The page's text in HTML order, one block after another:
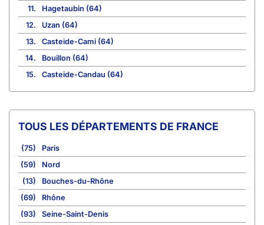
11.
Hagetaubin (64)
12.
Uzan (64)
13.
Casteide-Cami (64)
14.
Bouillon (64)
15.
Casteide-Candau (64)
TOUS LES DÉPARTEMENTS DE FRANCE
(75)
Paris
(59)
Nord
(13)
Bouches-du-Rhône
(69)
Rhône
(93)
Seine-Saint-Denis